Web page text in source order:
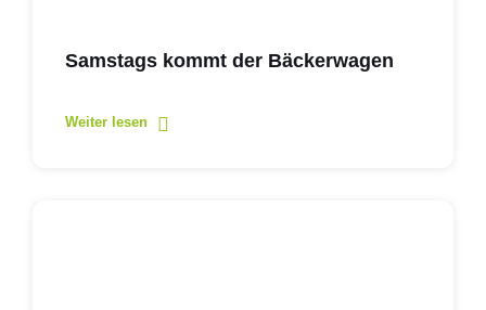
Samstags kommt der Bäckerwagen
Weiter lesen